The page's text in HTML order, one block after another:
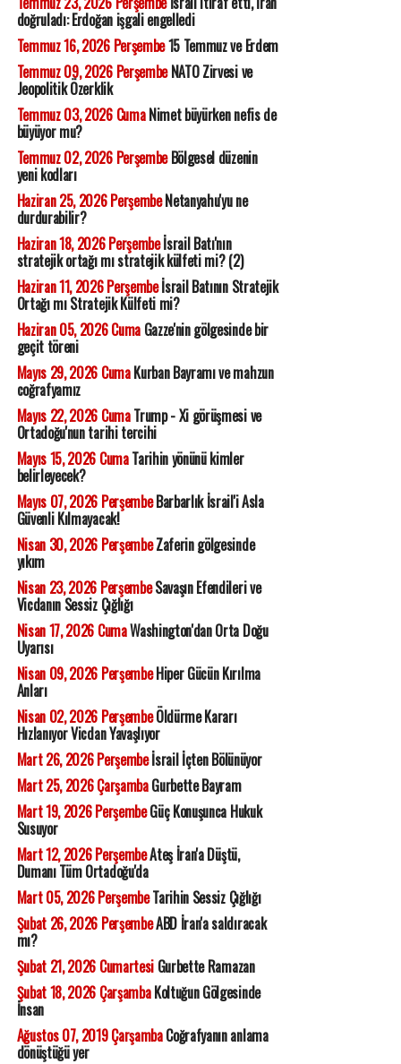
doğruladı: Erdoğan işgali engelledi
Temmuz 16, 2026 Perşembe15 Temmuz ve Erdem
Temmuz 09, 2026 PerşembeNATO Zirvesi ve
Jeopolitik Özerklik
Temmuz 03, 2026 CumaNimet büyürken nefis de
büyüyor mu?
Temmuz 02, 2026 PerşembeBölgesel düzenin
yeni kodları
Haziran 25, 2026 PerşembeNetanyahu'yu ne
durdurabilir?
Haziran 18, 2026 Perşembeİsrail Batı'nın
stratejik ortağı mı stratejik külfeti mi? (2)
Haziran 11, 2026 Perşembeİsrail Batının Stratejik
Ortağı mı Stratejik Külfeti mi?
Haziran 05, 2026 CumaGazze'nin gölgesinde bir
geçit töreni
Mayıs 29, 2026 CumaKurban Bayramı ve mahzun
coğrafyamız
Mayıs 22, 2026 CumaTrump - Xi görüşmesi ve
Ortadoğu'nun tarihi tercihi
Mayıs 15, 2026 CumaTarihin yönünü kimler
belirleyecek?
Mayıs 07, 2026 PerşembeBarbarlık İsrail'i Asla
Güvenli Kılmayacak!
Nisan 30, 2026 PerşembeZaferin gölgesinde
yıkım
Nisan 23, 2026 PerşembeSavaşın Efendileri ve
Vicdanın Sessiz Çığlığı
Nisan 17, 2026 CumaWashington'dan Orta Doğu
Uyarısı
Nisan 09, 2026 PerşembeHiper Gücün Kırılma
Anları
Nisan 02, 2026 PerşembeÖldürme Kararı
Hızlanıyor Vicdan Yavaşlıyor
Mart 26, 2026 Perşembeİsrail İçten Bölünüyor
Mart 25, 2026 ÇarşambaGurbette Bayram
Mart 19, 2026 PerşembeGüç Konuşunca Hukuk
Susuyor
Mart 12, 2026 PerşembeAteş İran'a Düştü,
Dumanı Tüm Ortadoğu'da
Mart 05, 2026 PerşembeTarihin Sessiz Çığlığı
Şubat 26, 2026 PerşembeABD İran'a saldıracak
mı?
Şubat 21, 2026 CumartesiGurbette Ramazan
Şubat 18, 2026 ÇarşambaKoltuğun Gölgesinde
İnsan
Ağustos 07, 2019 ÇarşambaCoğrafyanın anlama
dönüştüğü yer